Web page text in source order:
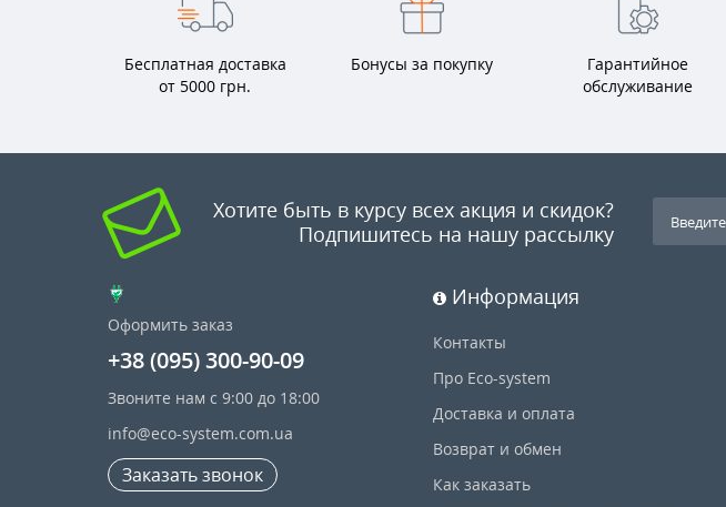
Бесплатная доставка
от 5000 грн.
Бонусы за покупку
Гарантийное
обслуживание
Хотите быть в курсу всех акция и скидок?
Подпишитесь на нашу рассылку
Оформить заказ
+38 (095) 300-90-09
Звоните нам с 9:00 до 18:00
info@eco-system.com.ua
Заказать звонок
Информация
Контакты
Про Eco-system
Доставка и оплата
Возврат и обмен
Как заказать